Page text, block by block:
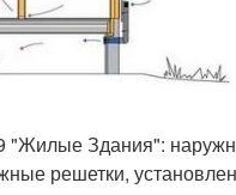
Здания":
решетки,